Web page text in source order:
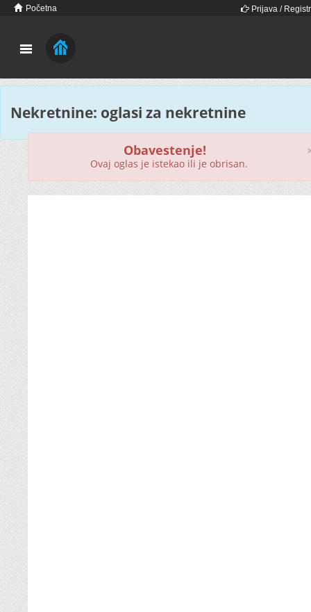
Početna Prijava /
Nekretnine: oglasi za nekretnine
Obavestenje!
Ovaj oglas je istekao ili je obrisan.